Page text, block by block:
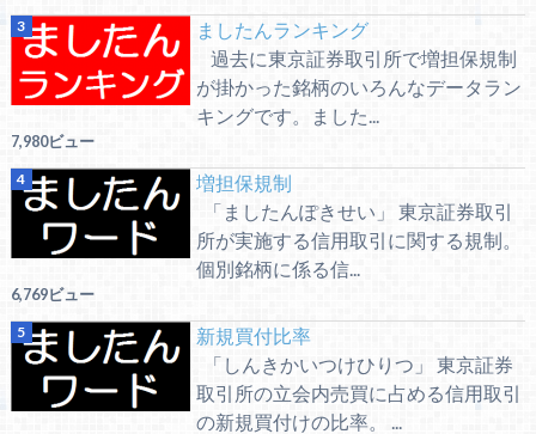
ましたんランキング
過去に東京証券取引所で増担保規制
が掛かった銘柄のいろんなデータラン
キングです。ました...
7,980ビュー
増担保規制
「ましたんぽきせい」 東京証券取引
所が実施する信用取引に関する規制。
個別銘柄に係る信...
6,769ビュー
新規買付比率
「しんきかいつけひりつ」 東京証券
取引所の立会内売買に占める信用取引
の新規買付けの比率。 ...